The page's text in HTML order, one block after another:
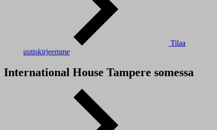
Tilaa
uutiskirjeemme
International House Tampere somessa